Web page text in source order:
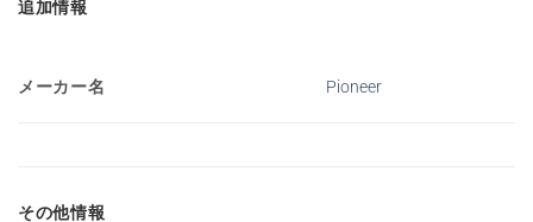
追加情報
メーカー名 Pioneer
その他情報